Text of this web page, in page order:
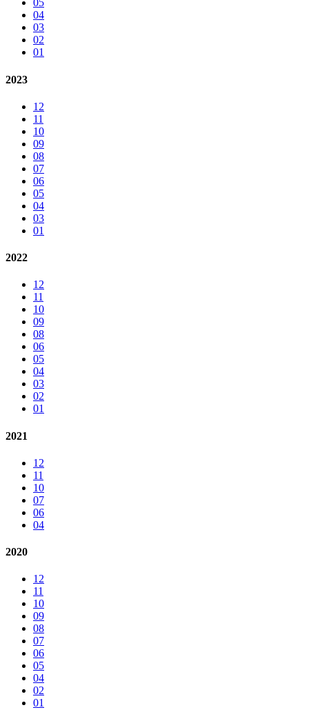
05
04
03
02
01
2023
12
11
10
09
08
07
06
05
04
03
01
2022
12
11
10
09
08
06
05
04
03
02
01
2021
12
11
10
07
06
04
2020
12
11
10
09
08
07
06
05
04
02
01